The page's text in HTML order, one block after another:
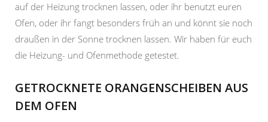
auf der Heizung trocknen lassen, oder ihr benutzt euren
Ofen, oder ihr fangt besonders früh an und könnt sie noch
draußen in der Sonne trocknen lassen. Wir haben für euch
die Heizung- und Ofenmethode getestet.
GETROCKNETE ORANGENSCHEIBEN AUS
DEM OFEN